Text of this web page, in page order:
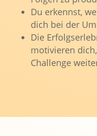
Du erkennst,
dich bei der
Die
motivieren
Challenge